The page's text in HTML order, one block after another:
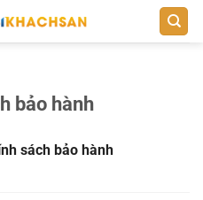
bảo hành
sách bảo hành